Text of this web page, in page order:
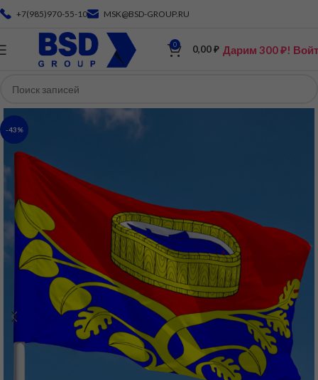
+7(985)970-55-10 MSK@BSD-GROUP.RU
0 0,00₽ Дарим 300 ₽!
-43%